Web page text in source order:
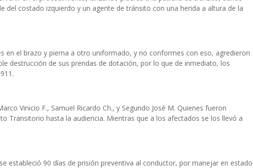
del costado izquierdo y un agente de tránsito con una herida a altura de la
en el brazo y pierna a otro uniformado, y no conformes con eso, agredieron
destrucción de sus prendas de dotación, por lo que de inmediato, los
Vinicio F., Samuel Ricardo Ch., y Segundo José M. Quienes fueron
Transitorio hasta la audiencia. Mientras que a los afectados se los llevó a
estableció 90 días de prisión preventiva al conductor, por manejar en estado